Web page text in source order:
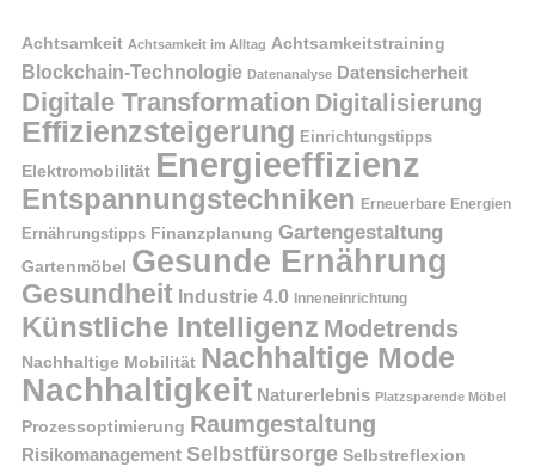
Achtsamkeit Achtsamkeit im Alltag Achtsamkeitstraining
Blockchain-Technologie Datenanalyse Datensicherheit
Digitale Transformation Digitalisierung
Effizienzsteigerung Einrichtungstipps
Elektromobilität Energieeffizienz
Entspannungstechniken Erneuerbare Energien
Ernährungstipps Finanzplanung Gartengestaltung
Gartenmöbel Gesunde Ernährung
Gesundheit Industrie 4.0 Inneneinrichtung
Künstliche Intelligenz Modetrends
Nachhaltige Mobilität Nachhaltige Mode
Nachhaltigkeit Naturerlebnis Platzsparende Möbel
Prozessoptimierung Raumgestaltung
Risikomanagement Selbstfürsorge Selbstreflexion